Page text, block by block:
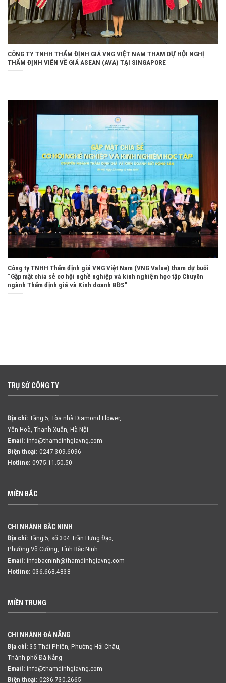
CÔNG TY TNHH THẨM ĐỊNH GIÁ VNG VIỆT NAM THAM DỰ HỘI NGHỊ
THẨM ĐỊNH VIÊN VỀ GIÁ ASEAN (AVA) TẠI SINGAPORE
Công ty TNHH Thẩm định giá VNG Việt Nam (VNG Value) tham dự buổi
“Gặp mặt chia sẻ cơ hội nghề nghiệp và kinh nghiệm học tập Chuyên
ngành Thẩm định giá và Kinh doanh BĐS”
TRỤ SỞ CÔNG TY
Địa chỉ: Tầng 5, Tòa nhà Diamond Flower,
Yên Hoà, Thanh Xuân, Hà Nội
Email: info@thamdinhgiavng.com
Điện thoại: 0247.309.6096
Hotline: 0975.11.50.50
MIỀN BẮC
CHI NHÁNH BẮC NINH
Địa chỉ: Tầng 5, số 304 Trần Hưng Đạo,
Phường Võ Cường, Tỉnh Bắc Ninh
Email: infobacninh@thamdinhgiavng.com
Hotline: 036.668.4838
MIỀN TRUNG
CHI NHÁNH ĐÀ NẴNG
Địa chỉ: 35 Thái Phiên, Phường Hải Châu,
Thành phố Đà Nẵng
Email: info@thamdinhgiavng.com
Điện thoại: 0236.730.2665